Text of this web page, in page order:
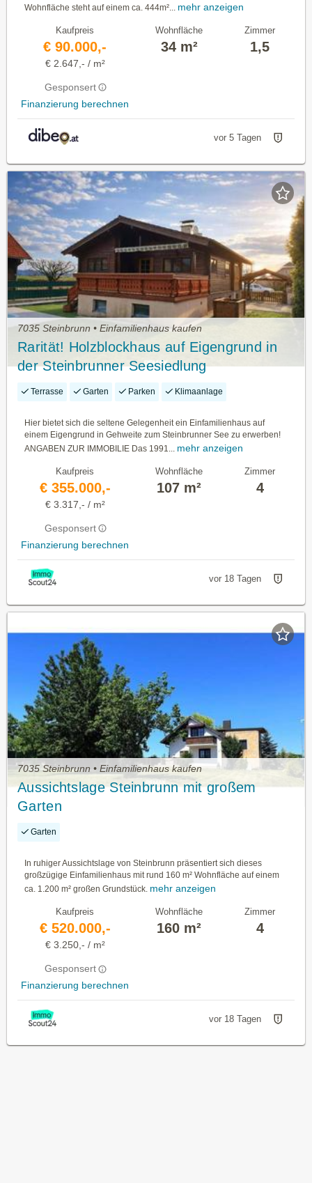
Wohnfläche steht auf einem ca. 444m²... mehr anzeigen
Kaufpreis
€ 90.000,-
€ 2.647,- / m²
Gesponsert
Finanzierung berechnen
Wohnfläche
34 m²
Zimmer
1,5
vor 5 Tagen
7035 Steinbrunn • Einfamilienhaus kaufen
Rarität! Holzblockhaus auf Eigengrund in
der Steinbrunner Seesiedlung
Terrasse Garten Parken Klimaanlage
Hier bietet sich die seltene Gelegenheit ein Einfamilienhaus auf
einem Eigengrund in Gehweite zum Steinbrunner See zu erwerben!
ANGABEN ZUR IMMOBILIE Das 1991...
mehr anzeigen
Kaufpreis
€ 355.000,-
€ 3.317,- / m²
Gesponsert
Finanzierung berechnen
Wohnfläche
107 m²
Zimmer
4
vor 18 Tagen
7035 Steinbrunn • Einfamilienhaus kaufen
Aussichtslage Steinbrunn mit großem
Garten
Garten
In ruhiger Aussichtslage von Steinbrunn präsentiert sich dieses
großzügige Einfamilienhaus mit rund 160 m² Wohnfläche auf einem
ca. 1.200 m² großen Grundstück. mehr anzeigen
Kaufpreis
€ 520.000,-
€ 3.250,- / m²
Gesponsert
Finanzierung berechnen
Wohnfläche
160 m²
Zimmer
4
vor 18 Tagen